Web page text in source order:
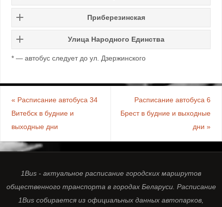
Приберезинская
Улица Народного Единства
*— автобус следует до ул. Дзержинского
« Расписание автобуса 34
Витебск в будние и
выходные дни
Расписание автобуса 6
Брест в будние и выходные
дни»
1Bus - актуальное расписание городских маршрутов
общественного транспорта в городах Беларуси. Расписание
1Bus собирается из официальных данных автопарков,